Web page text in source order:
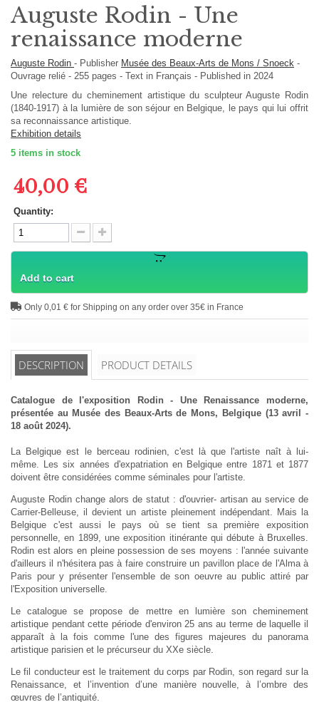
Auguste Rodin - Une
renaissance moderne
Auguste Rodin - Publisher Musée des Beaux-Arts de Mons / Snoeck -
Ouvrage relié - 255 pages - Text in Français - Published in 2024
Une relecture du cheminement artistique du sculpteur Auguste Rodin
(1840-1917) à la lumière de son séjour en Belgique, le pays qui lui offrit
sa reconnaissance artistique.
Exhibition details
5 items in stock
40,00 €
Quantity:
Add to cart
Only 0,01 € for Shipping on any order over 35€ in France
DESCRIPTION PRODUCT DETAILS
Catalogue de l'exposition Rodin - Une Renaissance moderne,
présentée au Musée des Beaux-Arts de Mons, Belgique (13 avril -
18 août 2024).
La Belgique est le berceau rodinien, c'est là que l'artiste naît à lui-
même. Les six années d'expatriation en Belgique entre 1871 et 1877
doivent être considérées comme séminales pour l'artiste.
Auguste Rodin change alors de statut : d'ouvrier- artisan au service de
Carrier-Belleuse, il devient un artiste pleinement indépendant. Mais la
Belgique c'est aussi le pays où se tient sa première exposition
personnelle, en 1899, une exposition itinérante qui débute à Bruxelles.
Rodin est alors en pleine possession de ses moyens : l'année suivante
d'ailleurs il n'hésitera pas à faire construire un pavillon place de l'Alma à
Paris pour y présenter l'ensemble de son oeuvre au public attiré par
l'Exposition universelle.
Le catalogue se propose de mettre en lumière son cheminement
artistique pendant cette période d'environ 25 ans au terme de laquelle il
apparaît à la fois comme l'une des figures majeures du panorama
artistique parisien et le précurseur du XXe siècle.
Le fil conducteur est le traitement du corps par Rodin, son regard sur la
Renaissance, et l’invention d’une manière nouvelle, à l’ombre des
œuvres de l’antiquité.